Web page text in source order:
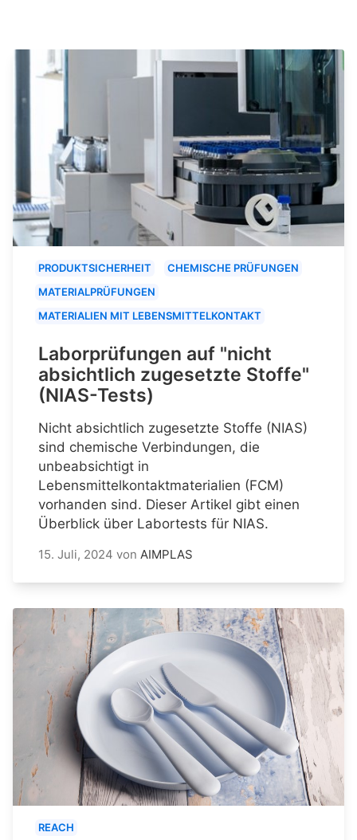
PRODUKTSICHERHEIT
CHEMISCHE PRÜFUNGEN
MATERIALPRÜFUNGEN
MATERIALIEN MIT LEBENSMITTELKONTAKT
Laborprüfungen auf "nicht
absichtlich zugesetzte Stoffe"
(NIAS-Tests)
Nicht absichtlich zugesetzte Stoffe (NIAS)
sind chemische Verbindungen, die
unbeabsichtigt in
Lebensmittelkontaktmaterialien (FCM)
vorhanden sind. Dieser Artikel gibt einen
Überblick über Labortests für NIAS.
15. Juli, 2024 von AIMPLAS
REACH